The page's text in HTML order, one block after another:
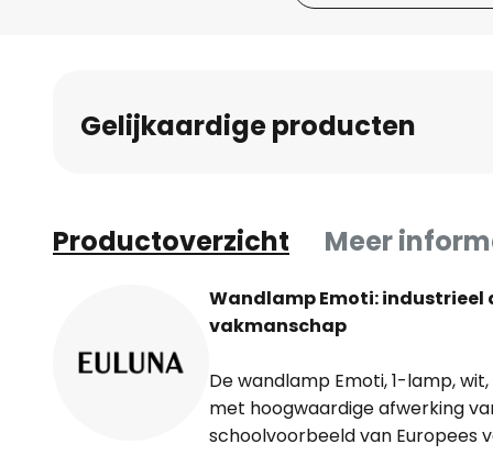
vanGelijkaardige producten
Productoverzicht Meer
Wandlamp Emoti: industrieel
vakmanschap
De wandlamp Emoti, 1-lamp,
met hoogwaardige afwerking
schoolvoorbeeld van Europees